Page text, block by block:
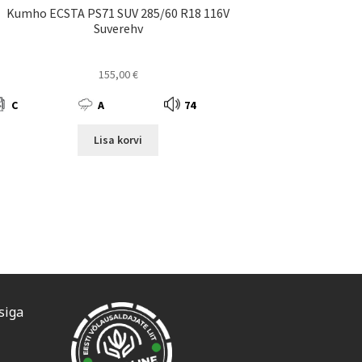
Kumho ECSTA PS71 SUV 285/60 R18 116V
Suverehv
155,00€
C A 74
Lisa korvi